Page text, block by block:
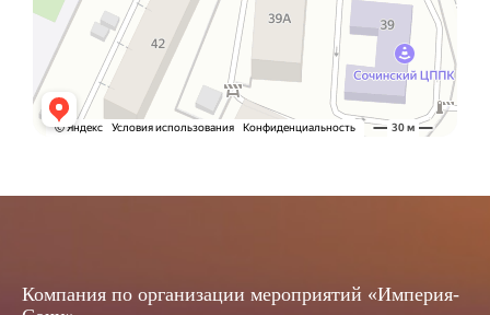
Компания по организации мероприятий «Империя-